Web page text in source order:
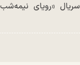
«رویای